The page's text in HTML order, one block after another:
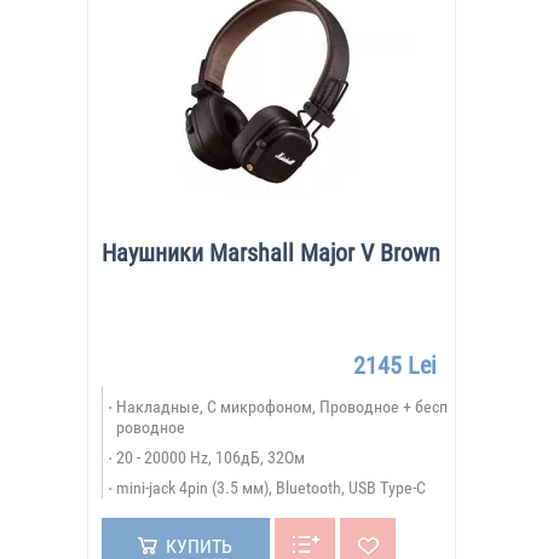
Наушники Marshall Major V Brown
2145 Lei
Накладные, С микрофоном, Проводное + бесп
роводное
20 - 20000 Hz, 106дБ, 32Ом
mini-jack 4pin (3.5 мм), Bluetooth, USB Type-C
КУПИТЬ